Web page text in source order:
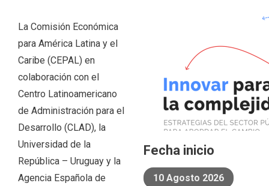
La Comisión Económica
para América Latina y el
Caribe (CEPAL) en
colaboración con el
Centro Latinoamericano
de Administración para el
Desarrollo (CLAD), la
Universidad de la
República – Uruguay y la
Agencia Española de
Fecha inicio
10 Agosto 2026